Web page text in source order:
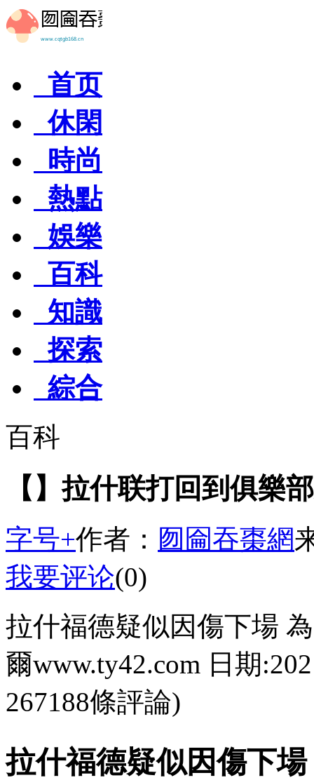
首页
休閑
時尚
熱點
娛樂
百科
知識
探索
綜合
百科
【】拉什联打回到俱樂
字号+作者： 囫圇吞棗網
我要评论(0)
拉什福德疑似因傷下場
爾www.ty42.com 日期
267188條評論)
拉什福德疑似因傷下